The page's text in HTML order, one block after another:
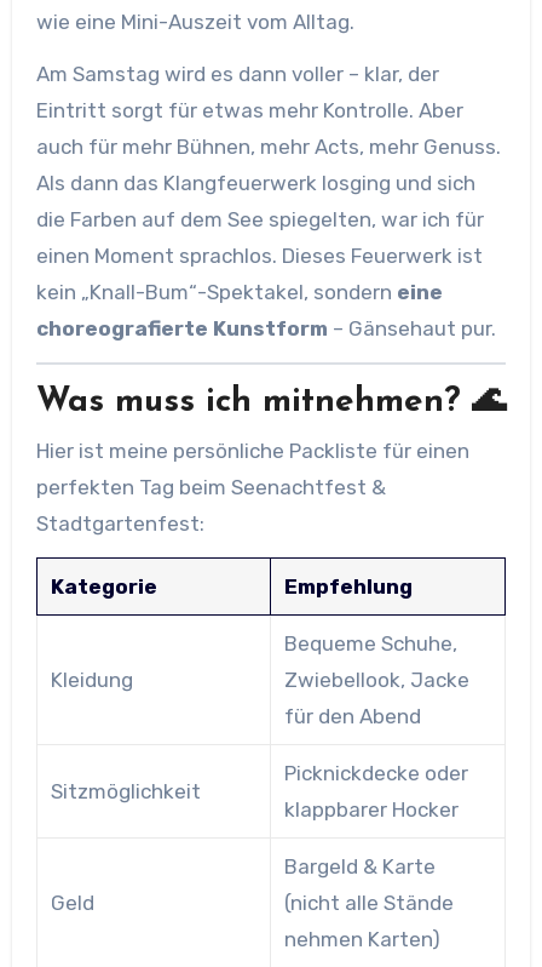
wie eine Mini-Auszeit vom Alltag.
Am Samstag wird es dann voller – klar, der
Eintritt sorgt für etwas mehr Kontrolle. Aber
auch für mehr Bühnen, mehr Acts, mehr Genuss.
Als dann das Klangfeuerwerk losging und sich
die Farben auf dem See spiegelten, war ich für
einen Moment sprachlos. Dieses Feuerwerk ist
kein „Knall-Bum“-Spektakel, sondern eine
choreografierte Kunstform – Gänsehaut pur.
Was muss ich mitnehmen? 🌊
Hier ist meine persönliche Packliste für einen
perfekten Tag beim Seenachtfest &
Stadtgartenfest:
Kategorie Empfehlung
Kleidung
Bequeme Schuhe,
Zwiebellook, Jacke
für den Abend
Sitzmöglichkeit
Picknickdecke oder
klappbarer Hocker
Geld
Bargeld & Karte
(nicht alle Stände
nehmen Karten)